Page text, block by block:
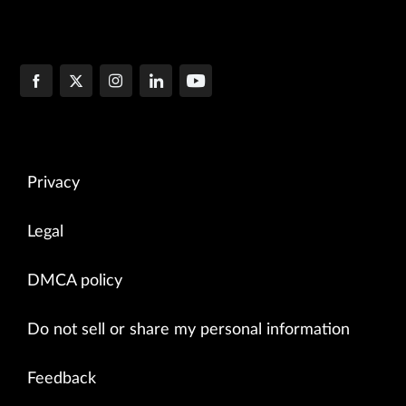
Privacy
Legal
DMCA policy
Do not sell or share my personal information
Feedback